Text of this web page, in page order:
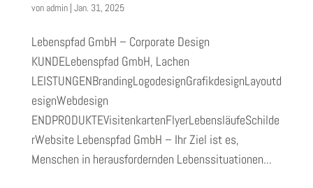
von admin| Jan. 31, 2025
Lebenspfad GmbH – Corporate Design
KUNDELebenspfad GmbH, Lachen
LEISTUNGENBrandingLogodesignGrafikdesignLayoutd
esignWebdesign
ENDPRODUKTEVisitenkartenFlyerLebensläufeSchilde
rWebsite Lebenspfad GmbH – Ihr Ziel ist es,
Menschen in herausfordernden Lebenssituationen...